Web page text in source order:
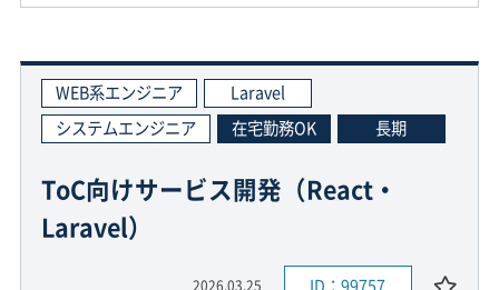
WEB系エンジニア
Laravel
システムエンジニア
在宅勤務OK 長期
ToC向けサービス開発（React・
Laravel）
2026.03.25 ID：99757